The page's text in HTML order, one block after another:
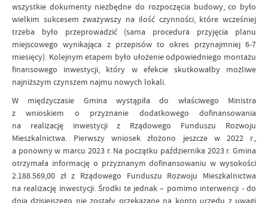
wszystkie dokumenty niezbędne do rozpoczęcia budowy, co było
wielkim sukcesem zważywszy na ilość czynności, które wcześniej
trzeba było przeprowadzić (sama procedura przyjęcia planu
miejscowego wynikająca z przepisów to okres przynajmniej 6-7
miesięcy). Kolejnym etapem było ułożenie odpowiedniego montażu
finansowego inwestycji, który w efekcie skutkowałby możliwe
najniższym czynszem najmu nowych lokali.
W międzyczasie Gmina wystąpiła do właściwego Ministra
z wnioskiem o przyznanie dodatkowego dofinansowania
na realizację inwestycji z Rządowego Funduszu Rozwoju
Mieszkalnictwa. Pierwszy wniosek złożono jeszcze w 2022 r.,
a ponowny w marcu 2023 r. Na początku października 2023 r. Gmina
otrzymała informację o przyznanym dofinansowaniu w wysokości
2.188.569,00 zł z Rządowego Funduszu Rozwoju Mieszkalnictwa
na realizację inwestycji. Środki te jednak – pomimo interwencji - do
dnia dzisiejszego nie zostały przekazane na konto urzędu z uwagi